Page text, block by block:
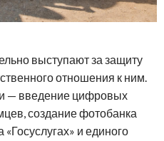
выступают за защиту
отношения к ним.
— введение цифровых
создание фотобанка
и единого